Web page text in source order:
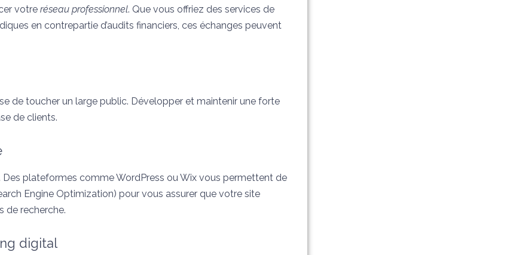
votre réseau professionnel. Que vous offriez des services de
en contrepartie d’audits financiers, ces échanges peuvent
de toucher un large public. Développer et maintenir une forte
de clients.
Des plateformes comme WordPress ou Wix vous permettent de
Engine Optimization) pour vous assurer que votre site
de recherche.
digital